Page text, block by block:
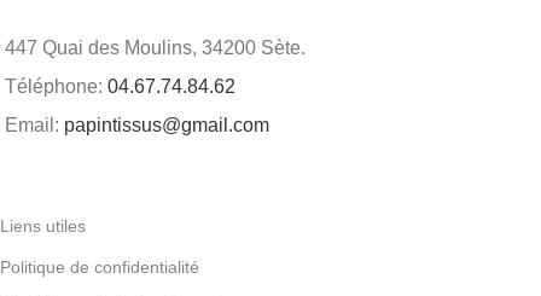
447 Quai des Moulins, 34200 Sète.
Téléphone: 04.67.74.84.62
Email: papintissus@gmail.com
Liens utiles
Politique de confidentialité